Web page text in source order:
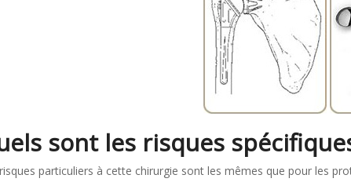
sont les risques
particuliers à cette chirurgie sont les mêmes que pour les